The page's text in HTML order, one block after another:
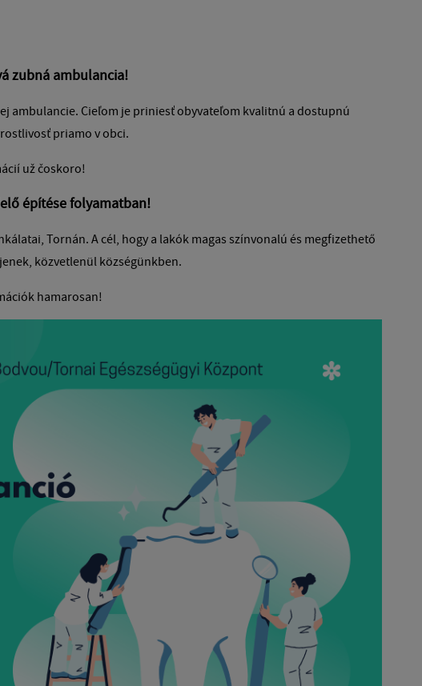
zubná ambulancia!
ambulancie. Cieľom je priniesť obyvateľom kvalitnú a dostupnú
priamo v obci.
už čoskoro!
építése folyamatban!
Tornán. A cél, hogy a lakók magas színvonalú és megfizethető
közvetlenül községünkben.
hamarosan!